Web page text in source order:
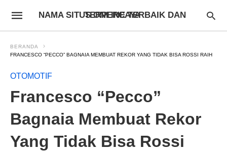
NAMA SITUS ONLINE TERBAIK DAN TERPERCAYA
BERANDA
FRANCESCO “PECCO” BAGNAIA MEMBUAT REKOR YANG TIDAK BISA ROSSI RAIH
OTOMOTIF
Francesco “Pecco”
Bagnaia Membuat Rekor
Yang Tidak Bisa Rossi